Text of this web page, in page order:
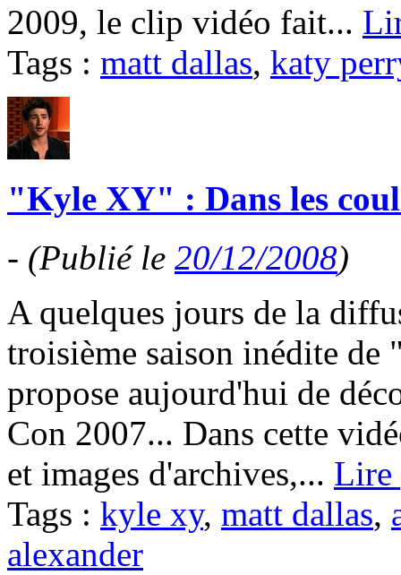
2009, le clip vidéo fait...
Tags : matt dallas, katy
"Kyle XY" : Dans les
- (Publié le 20/12/2008)
A quelques jours de la
troisième saison inédite
propose aujourd'hui de
Con 2007... Dans cette
et images d'archives,... Lire
Tags : kyle xy, matt dallas,
alexander